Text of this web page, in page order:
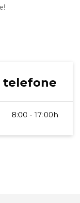
telefone
8:00 - 17:00h